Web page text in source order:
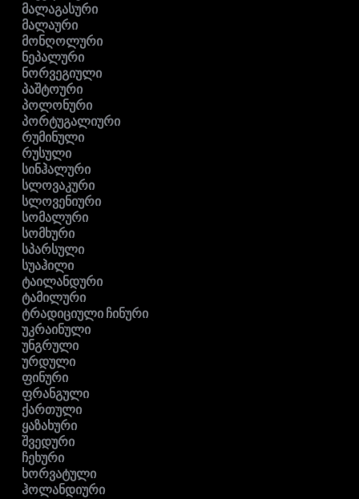
მალაგასური
მალაური
მონღოლური
ნეპალური
ნორვეგიული
პაშტოური
პოლონური
პორტუგალიური
რუმინული
რუსული
სინჰალური
სლოვაკური
სლოვენიური
სომალური
სომხური
სპარსული
სუაჰილი
ტაილანდური
ტამილური
ტრადიციული ჩინური
უკრაინული
უნგრული
ურდული
ფინური
ფრანგული
ქართული
ყაზახური
შვედური
ჩეხური
ხორვატული
ჰოლანდიური